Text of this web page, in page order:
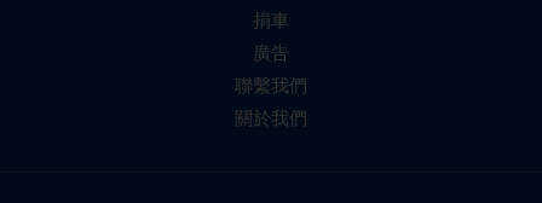
捐車
廣告
聯繫我們
關於我們